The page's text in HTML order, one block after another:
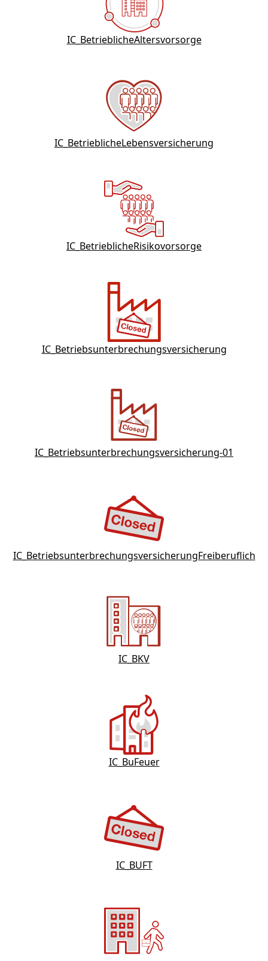
IC_BetrieblicheAltersvorsorge
IC_BetrieblicheLebensversicherung
IC_BetrieblicheRisikovorsorge
IC_Betriebsunterbrechungsversicherung
IC_Betriebsunterbrechungsversicherung-01
IC_BetriebsunterbrechungsversicherungFreiberuflich
IC_BKV
IC_BuFeuer
IC_BUFT